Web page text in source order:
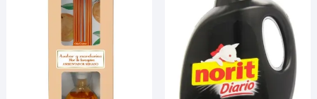
¡Hola! Soy el asesor virtual de Ferretería El Arroyo.
Cuéntame qué necesitas y te ayudo a encontrarlo,
aunque no sepas el nombre exacto